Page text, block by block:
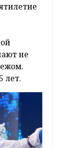
не
лет.